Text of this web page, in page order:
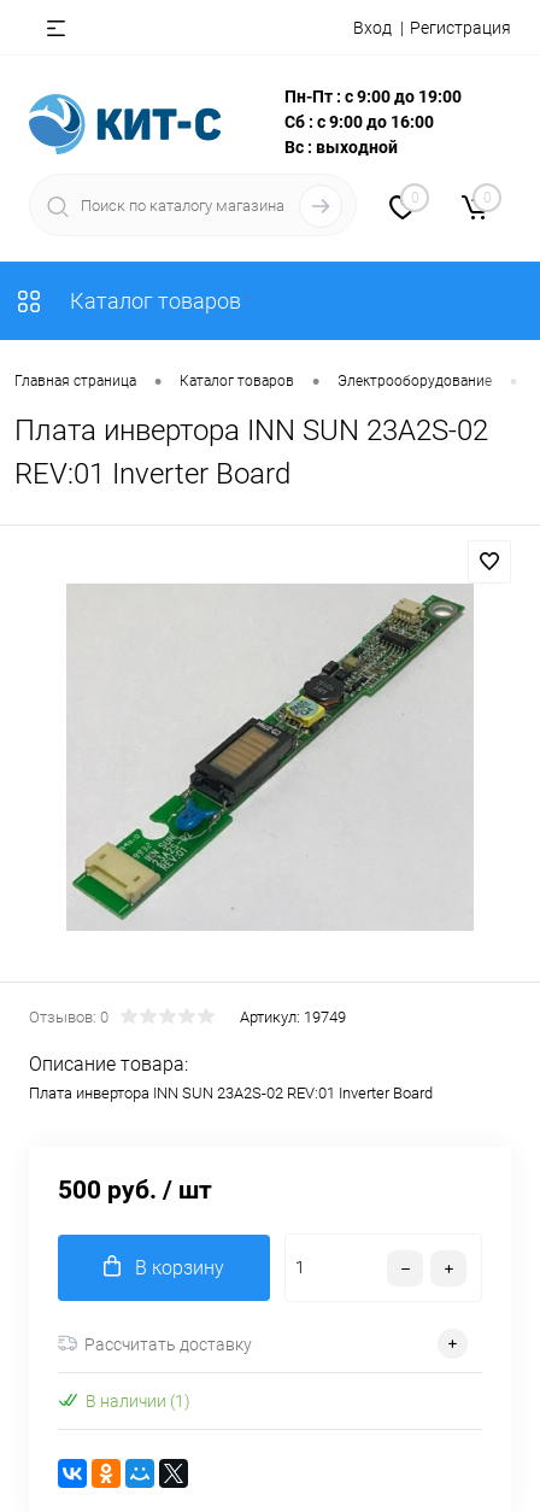
Вход Регистрация
Пн-Пт : с 9:00 до 19:00
Сб : с 9:00 до 16:00
Вс : выходной
0 0
Каталог товаров
Главная страница • Каталог товаров • Электрооборудование •
Плата инвертора INN SUN 23A2S-02
REV:01 Inverter Board
Отзывов: 0 Артикул: 19749
Описание товара:
Плата инвертора INN SUN 23A2S-02 REV:01 Inverter Board
500 руб. / шт
В корзину
Рассчитать доставку
В наличии (1)